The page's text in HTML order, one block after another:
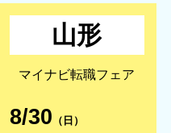
山形
マイナビ転職フェア
8/30 （日）